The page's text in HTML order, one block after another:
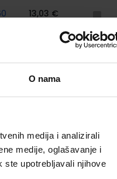
O nama
medija i analizirali
medije, oglašavanje i
ste upotrebljavali njihove
13,03 €